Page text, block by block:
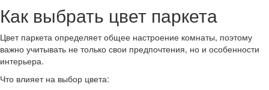
Как выбрать цвет паркета
Цвет паркета определяет общее настроение комнаты, поэтому
важно учитывать не только свои предпочтения, но и особенности
интерьера.
Что влияет на выбор цвета: